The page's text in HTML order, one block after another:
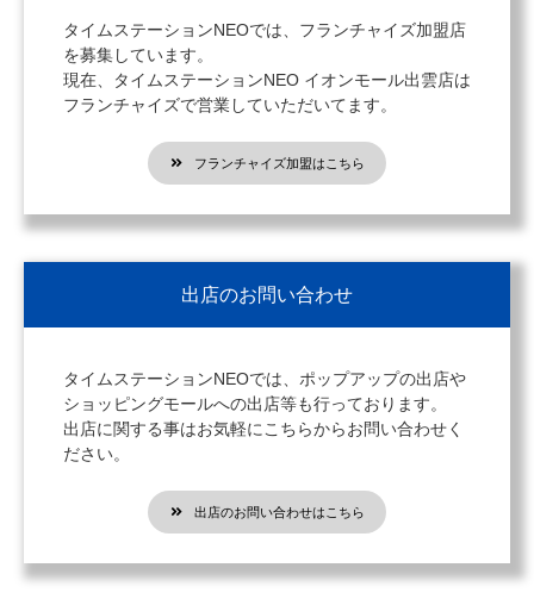
タイムステーションNEOでは、フランチャイズ加盟店
を募集しています。
現在、タイムステーションNEO イオンモール出雲店は
フランチャイズで営業していただいてます。
フランチャイズ加盟はこちら
出店のお問い合わせ
タイムステーションNEOでは、ポップアップの出店や
ショッピングモールへの出店等も行っております。
出店に関する事はお気軽にこちらからお問い合わせく
ださい。
出店のお問い合わせはこちら